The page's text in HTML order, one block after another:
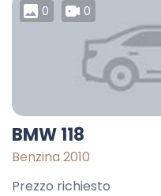
0 0
BMW 118
Benzina 2010
Prezzo richiesto